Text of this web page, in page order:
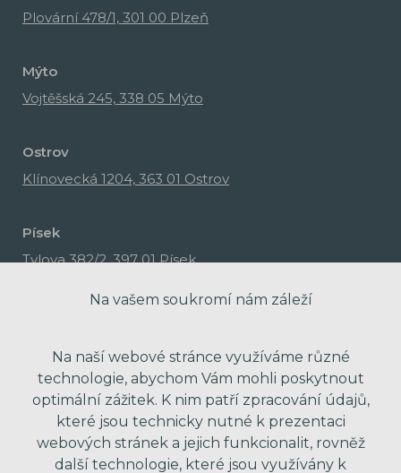
Plovární 478/1, 301 00 Plzeň
Mýto
Vojtěšská 245, 338 05 Mýto
Ostrov
Klínovecká 1204, 363 01 Ostrov
Písek
Tylova 382/2, 397 01 Písek
Na vašem soukromí nám záleží
Na naší webové stránce využíváme různé
technologie, abychom Vám mohli poskytnout
optimální zážitek. K nim patří zpracování údajů,
které jsou technicky nutné k prezentaci
webových stránek a jejich funkcionalit, rovněž
další technologie, které jsou využívány k